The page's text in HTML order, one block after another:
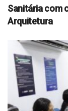
Sanitária com
Arquitetura